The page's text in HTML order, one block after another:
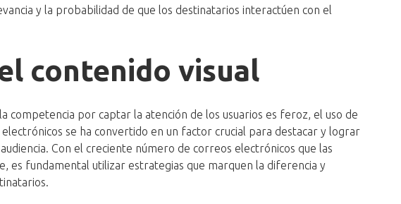
y la probabilidad de que los destinatarios interactúen con el
contenido visual
competencia por captar la atención de los usuarios es feroz, el uso de
se ha convertido en un factor crucial para destacar y lograr
Con el creciente número de correos electrónicos que las
es fundamental utilizar estrategias que marquen la diferencia y